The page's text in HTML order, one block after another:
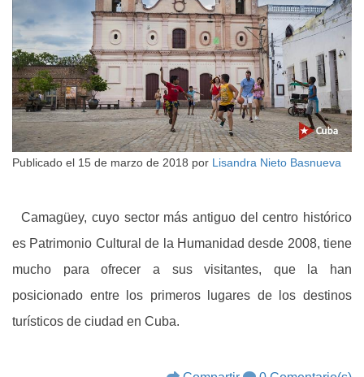
Publicado el 15 de marzo de 2018 por Lisandra Nieto Basnueva
Camagüey, cuyo sector más antiguo del centro histórico
es Patrimonio Cultural de la Humanidad desde 2008, tiene
mucho para ofrecer a sus visitantes, que la han
posicionado entre los primeros lugares de los destinos
turísticos de ciudad en Cuba.